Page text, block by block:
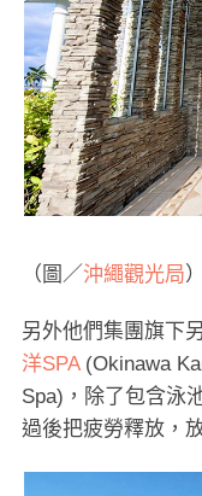
（圖／ 沖繩觀光局）
另外他們集團旗下
洋SPA(Okinawa
Spa)，除了包含泳
過後把疲勞釋放，